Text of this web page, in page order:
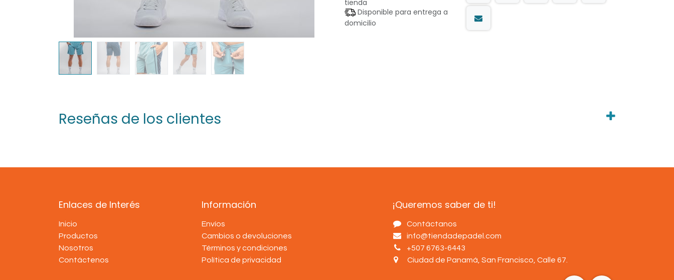
tienda
Disponible para entrega a
domicilio
Reseñas de los clientes
Enlaces de Interés
Inicio
Productos
Nosotros
Contáctenos
Información
Envíos
Cambios o devoluciones
Términos y condiciones
Política de privacidad
¡Queremos saber de ti!
Contáctanos
info@tiendadepadel.com
+507 6763-6443
Ciudad de Panamá, San Francisco, Calle 67